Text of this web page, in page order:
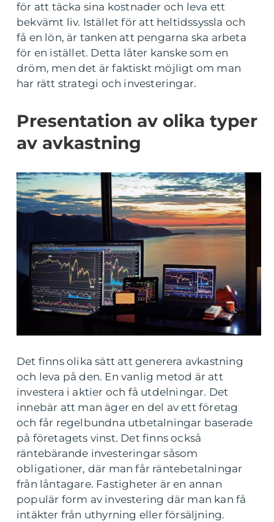
för att täcka sina kostnader och leva ett
bekvämt liv. Istället för att heltidssyssla och
få en lön, är tanken att pengarna ska arbeta
för en istället. Detta låter kanske som en
dröm, men det är faktiskt möjligt om man
har rätt strategi och investeringar.
Presentation av olika typer
av avkastning
Det finns olika sätt att generera avkastning
och leva på den. En vanlig metod är att
investera i aktier och få utdelningar. Det
innebär att man äger en del av ett företag
och får regelbundna utbetalningar baserade
på företagets vinst. Det finns också
räntebärande investeringar såsom
obligationer, där man får räntebetalningar
från låntagare. Fastigheter är en annan
populär form av investering där man kan få
intäkter från uthyrning eller försäljning.